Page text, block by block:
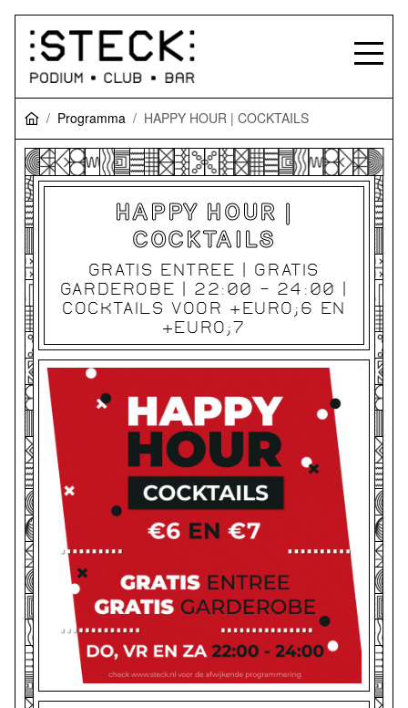
Programma HAPPY HOUR | COCKTAILS
HAPPY HOUR |
COCKTAILS
GRATIS ENTREE | GRATIS
GARDEROBE | 22:00 - 24:00 |
COCKTAILS VOOR &EURO;6 EN
&EURO;7